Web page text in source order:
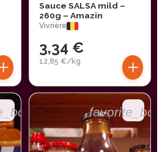
Sauce SALSA mild –
260g – Amazin
Vivrière
3,34 €
12,85 €/kg +